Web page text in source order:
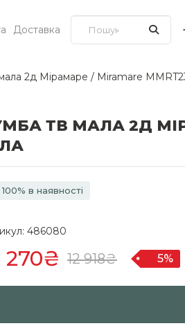
Доставка
2д Мірамаре / Miramare
ТВ МАЛА 2Д
100% в наявності
486080
270₴ 12 918₴ 5%